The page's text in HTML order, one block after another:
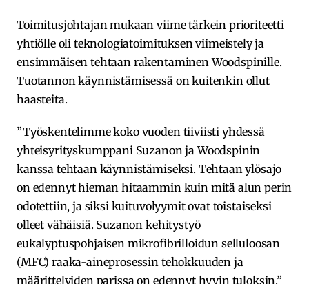
Toimitusjohtajan mukaan viime tärkein prioriteetti
yhtiölle oli teknologiatoimituksen viimeistely ja
ensimmäisen tehtaan rakentaminen Woodspinille.
Tuotannon käynnistämisessä on kuitenkin ollut
haasteita.
”Työskentelimme koko vuoden tiiviisti yhdessä
yhteisyrityskumppani Suzanon ja Woodspinin
kanssa tehtaan käynnistämiseksi. Tehtaan ylösajo
on edennyt hieman hitaammin kuin mitä alun perin
odotettiin, ja siksi kuituvolyymit ovat toistaiseksi
olleet vähäisiä. Suzanon kehitystyö
eukalyptuspohjaisen mikrofibrilloidun selluloosan
(MFC) raaka-aineprosessin tehokkuuden ja
määrittelyiden parissa on edennyt hyvin tuloksin.”